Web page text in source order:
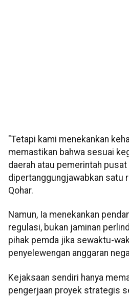
"Tetapi kami menekankan
memastikan bahwa sesuai
daerah atau pemerintah
dipertanggungjawabkan satu
Qohar.
Namun, Ia menekankan
regulasi, bukan jaminan
pihak pemda jika sewaktu-
penyelewengan anggaran
Kejaksaan sendiri hanya
pengerjaan proyek strategis